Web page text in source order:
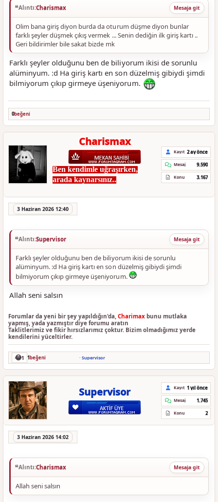
Alıntı:Charismax Mesaja git
Olim bana giriş diyon burda da oturum düşme diyon bunlar
farklı şeyler düşmek çıkış vermek ... Senin dediğin ilk giriş kartı ..
Geri bildirimler bile sakat bizde mk
Farklı şeyler olduğunu ben de biliyorum ikisi de sorunlu
alüminyum. :d Ha giriş kartı en son düzelmiş gibiydi şimdi
bilmiyorum çıkıp girmeye üşeniyorum.
0beğeni
Charismax
Ben kendimle uğraşırken,
arada kaynarsınız..
Kayıt 2 ay önce
Mesaj 9.590
Konu 3.167
3 Haziran 2026 12:40
Alıntı:Supervisor Mesaja git
Farklı şeyler olduğunu ben de biliyorum ikisi de sorunlu
alüminyum. :d Ha giriş kartı en son düzelmiş gibiydi şimdi
bilmiyorum çıkıp girmeye üşeniyorum.
Allah seni salsın
Forumlar da yeni bir şey yapıldığın'da, Charimax bunu mutlaka
yapmış, yada yazmıştır diye forumu aratın
Taklitlerimiz ve fikir hırsızlarımız çoktur. Bizim olmadığımız yerde
kendilerini yüceltirler.
😂1 1beğeni · Supervisor
Supervisor Kayıt 1 yıl önce
Mesaj 1.745
Konu 2
3 Haziran 2026 14:02
Alıntı:Charismax Mesaja git
Allah seni salsın